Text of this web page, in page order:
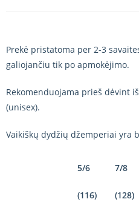
Prekė pristatoma per 2-3
galiojančiu tik po apmokėjimo.
Rekomenduojama prieš dėvint
(unisex).
Vaikiškų dydžių džemperiai yra
5/6
(116)
7/8
(128)